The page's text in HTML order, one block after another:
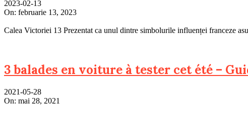
2023-02-13
On: februarie 13, 2023
Calea Victoriei 13 Prezentat ca unul dintre simbolurile influenței franceze
3 balades en voiture à tester cet été –
2021-05-28
On: mai 28, 2021